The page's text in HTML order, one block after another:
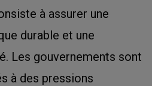
à assurer une
durable et une
Les gouvernements sont
à des pressions